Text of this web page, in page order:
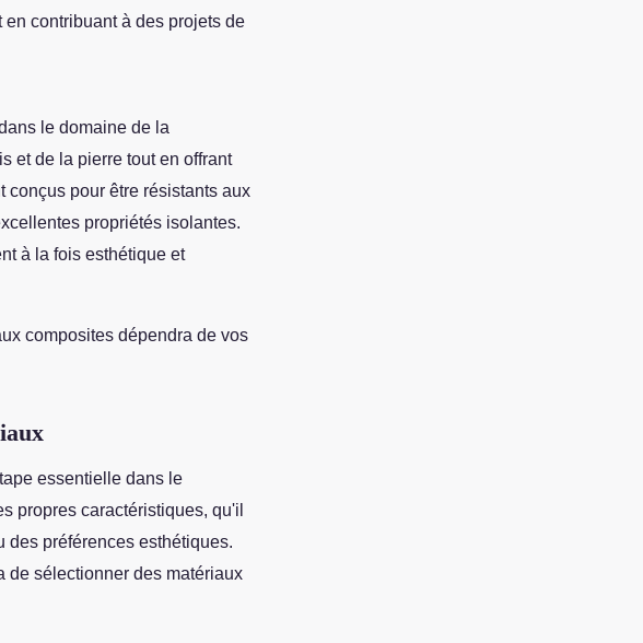
contribuant à des projets de
le domaine de la
et de la pierre tout en offrant
conçus pour être résistants aux
propriétés isolantes.
à la fois esthétique et
composites dépendra de vos
essentielle dans le
propres caractéristiques, qu'il
préférences esthétiques.
de sélectionner des matériaux